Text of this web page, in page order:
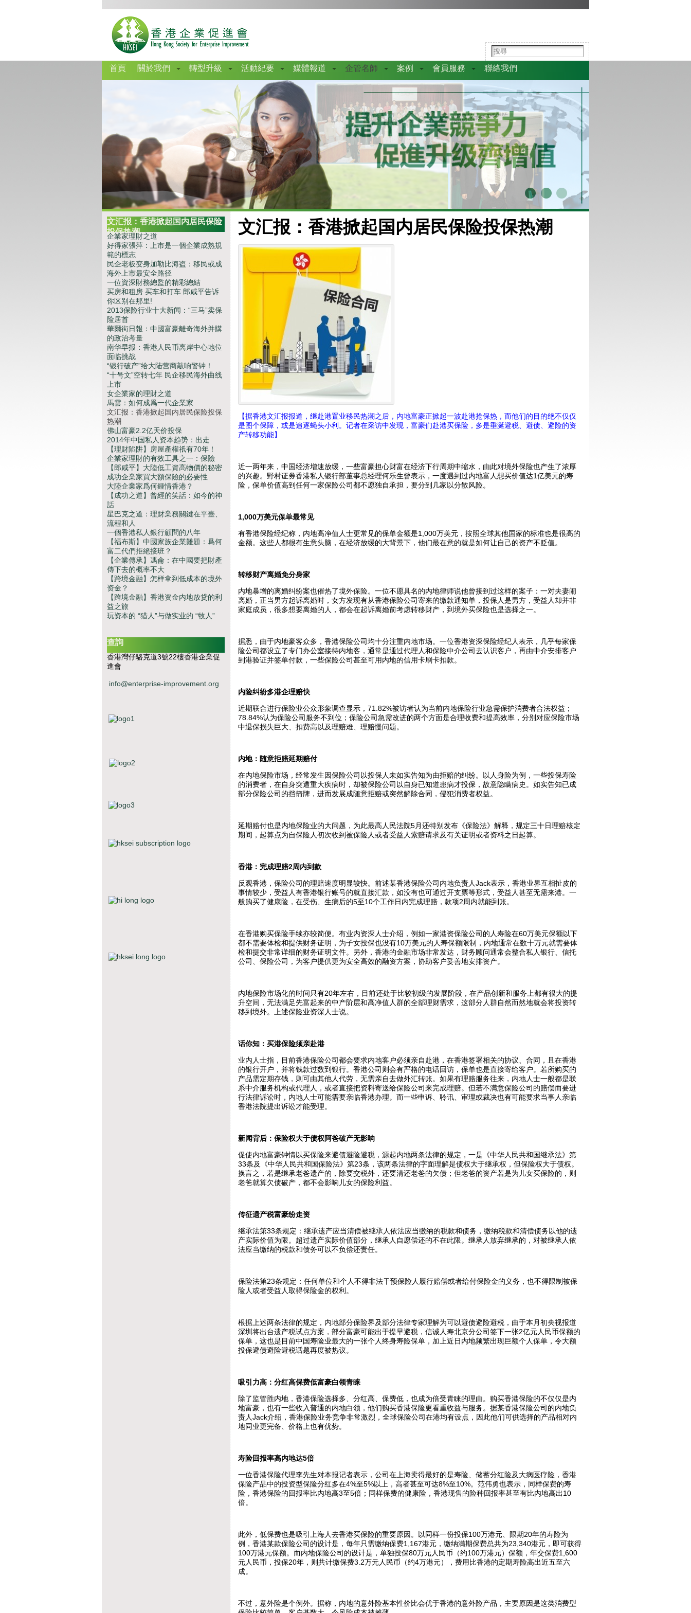
首頁 關於我們 轉型升級 活動紀要 媒體報道 企管名師 案例 會員服務 聯絡我們
文汇报：香港掀起国内居民保险
投保热潮
企業家理財之道
好得家張萍：上市是一個企業成熟規
範的標志
民企老板变身加勒比海盗：移民或成
海外上市最安全路径
一位資深財務總監的精彩總結
买房和租房 买车和打车 郎咸平告诉
你区别在那里!
2013保险行业十大新闻：“三马”卖保
险居首
華爾街日報：中國富豪離奇海外并購
的政治考量
南华早报：香港人民币离岸中心地位
面临挑战
“银行破产”给大陆营商敲响警钟！
“十号文”空转七年 民企移民海外曲线
上市
女企業家的理財之道
馬雲：如何成爲一代企業家
文汇报：香港掀起国内居民保险投保
热潮
佛山富豪2.2亿天价投保
2014年中国私人资本趋势：出走
【理財陷阱】房屋產權祇有70年！
企業家理財的有效工具之一：保險
【郎咸平】大陸低工資高物價的秘密
成功企業家買大額保險的必要性
大陸企業家爲何鍾情香港？
【成功之道】曾經的笑話：如今的神
話
星巴克之道：理財業務關鍵在平臺、
流程和人
一個香港私人銀行顧問的八年
【福布斯】中國家族企業難題：爲何
富二代們拒絕接班？
【企業傳承】馮侖：在中國要把財產
傳下去的概率不大
【跨境金融】怎样拿到低成本的境外
资金？
【跨境金融】香港资金内地放贷的利
益之旅
玩资本的 “猎人”与做实业的 “牧人”
查詢
香港灣仔駱克道3號22樓香港企業促
進會
info@enterprise-improvement.org
文汇报：香港掀起国内居民保险投保热潮
【据香港文汇报报道，继赴港置业移民热潮之后，内地富豪正掀起一波赴港抢保热，而他们的目的绝不仅仅
是图个保障，或是追逐蝇头小利。记者在采访中发现，富豪们赴港买保险，多是垂涎避税、避债、避险的资
产转移功能】
近一两年来，中国经济增速放缓，一些富豪担心财富在经济下行周期中缩水，由此对境外保险也产生了浓厚
的兴趣。野村证券香港私人银行部董事总经理何乐生曾表示，一度遇到过内地富人想买价值达1亿美元的寿
险，保单价值高到任何一家保险公司都不愿独自承担，要分到几家以分散风险。
1,000万美元保单最常见
有香港保险经纪称，内地高净值人士更常见的保单金额是1,000万美元，按照全球其他国家的标准也是很高的
金额。这些人都很有生意头脑，在经济放缓的大背景下，他们最在意的就是如何让自己的资产不贬值。
转移财产离婚免分身家
内地暴增的离婚纠纷案也催热了境外保险。一位不愿具名的内地律师说他曾接到过这样的案子：一对夫妻闹
离婚，正当男方起诉离婚时，女方发现有从香港保险公司寄来的缴款通知单，投保人是男方，受益人却并非
家庭成员，很多想要离婚的人，都会在起诉离婚前考虑转移财产，到境外买保险也是选择之一。
据悉，由于内地豪客众多，香港保险公司均十分注重内地市场。一位香港资深保险经纪人表示，几乎每家保
险公司都设立了专门办公室接待内地客，通常是通过代理人和保险中介公司去认识客户，再由中介安排客户
到港验证并签单付款，一些保险公司甚至可用内地的信用卡刷卡扣款。
内险纠纷多港企理赔快
近期联合进行保险业公众形象调查显示，71.82%被访者认为当前内地保险行业急需保护消费者合法权益；
78.84%认为保险公司服务不到位；保险公司急需改进的两个方面是合理收费和提高效率，分别对应保险市场
中退保损失巨大、扣费高以及理赔难、理赔慢问题。
内地：随意拒赔延期赔付
在内地保险市场，经常发生因保险公司以投保人未如实告知为由拒赔的纠纷。以人身险为例，一些投保寿险
的消费者，在自身突遭重大疾病时，却被保险公司以自身已知道患病才投保，故意隐瞒病史。如实告知已成
部分保险公司的挡箭牌，进而发展成随意拒赔或突然解除合同，侵犯消费者权益。
延期赔付也是内地保险业的大问题，为此最高人民法院5月还特别发布《保险法》解释，规定三十日理赔核定
期间，起算点为自保险人初次收到被保险人或者受益人索赔请求及有关证明或者资料之日起算。
香港：完成理赔2周内到款
反观香港，保险公司的理赔速度明显较快。前述某香港保险公司内地负责人Jack表示，香港业界互相扯皮的
事情较少，受益人有香港银行账号的就直接汇款，如没有也可通过开支票等形式，受益人甚至无需来港。一
般购买了健康险，在受伤、生病后的5至10个工作日内完成理赔，款项2周内就能到账。
在香港购买保险手续亦较简便。有业内资深人士介绍，例如一家港资保险公司的人寿险在60万美元保额以下
都不需要体检和提供财务证明，为子女投保也没有10万美元的人寿保额限制，内地通常在数十万元就需要体
检和提交非常详细的财务证明文件。另外，香港的金融市场非常发达，财务顾问通常会整合私人银行、信托
公司、保险公司，为客户提供更为安全高效的融资方案，协助客户妥善地安排资产。
内地保险市场化的时间只有20年左右，目前还处于比较初级的发展阶段，在产品创新和服务上都有很大的提
升空间，无法满足先富起来的中产阶层和高净值人群的全部理财需求，这部分人群自然而然地就会将投资转
移到境外。上述保险业资深人士说。
话你知：买港保险须亲赴港
业内人士指，目前香港保险公司都会要求内地客户必须亲自赴港，在香港签署相关的协议、合同，且在香港
的银行开户，并将钱款过数到银行。香港公司则会有严格的电话回访，保单也是直接寄给客户。若所购买的
产品需定期存钱，则可由其他人代劳，无需亲自去做外汇转账。如果有理赔服务往来，内地人士一般都是联
系中介服务机构或代理人，或者直接把资料寄送给保险公司来完成理赔。但若不满意保险公司的赔偿而要进
行法律诉讼时，内地人士可能需要亲临香港办理。而一些申诉、聆讯、审理或裁决也有可能要求当事人亲临
香港法院提出诉讼才能受理。
新闻背后：保险权大于债权阿爸破产无影响
促使内地富豪钟情以买保险来避债避险避税，源起内地两条法律的规定，一是《中华人民共和国继承法》第
33条及《中华人民共和国保险法》第23条，该两条法律的字面理解是债权大于继承权，但保险权大于债权。
换言之，若是继承老爸遗产的，除要交税外，还要清还老爸的欠债；但老爸的资产若是为儿女买保险的，则
老爸就算欠债破产，都不会影响儿女的保险利益。
传征遗产税富豪纷走资
继承法第33条规定：继承遗产应当清偿被继承人依法应当缴纳的税款和债务，缴纳税款和清偿债务以他的遗
产实际价值为限。超过遗产实际价值部分，继承人自愿偿还的不在此限。继承人放弃继承的，对被继承人依
法应当缴纳的税款和债务可以不负偿还责任。
保险法第23条规定：任何单位和个人不得非法干预保险人履行赔偿或者给付保险金的义务，也不得限制被保
险人或者受益人取得保险金的权利。
根据上述两条法律的规定，内地部分保险界及部分法律专家理解为可以避债避险避税，由于本月初央视报道
深圳将出台遗产税试点方案，部分富豪可能出于提早避税，信诚人寿北京分公司签下一张2亿元人民币保额的
保单，这也是目前中国寿险业最大的一张个人终身寿险保单，加上近日内地频繁出现巨额个人保单，令大额
投保避债避险避税话题再度被热议。
吸引力高：分红高保费低富豪白领青睐
除了监管胜内地，香港保险选择多、分红高、保费低，也成为倍受青睐的理由。购买香港保险的不仅仅是内
地富豪，也有一些收入普通的内地白领，他们购买香港保险更看重收益与服务。据某香港保险公司的内地负
责人Jack介绍，香港保险业务竞争非常激烈，全球保险公司在港均有设点，因此他们可供选择的产品相对内
地同业更完备、价格上也有优势。
寿险回报率高内地达5倍
一位香港保险代理李先生对本报记者表示，公司在上海卖得最好的是寿险、储蓄分红险及大病医疗险，香港
保险产品中的投资型保险分红多在4%至5%以上，高者甚至可达8%至10%。范伟勇也表示，同样保费的寿
险，香港保险的回报率比内地高3至5倍；同样保费的健康险，香港现售的险种回报率甚至有比内地高出10
倍。
此外，低保费也是吸引上海人去香港买保险的重要原因。以同样一份投保100万港元、限期20年的寿险为
例，香港某款保险公司的设计是，每年只需缴纳保费1,167港元，缴纳满期保费总共为23,340港元，即可获得
100万港元保额。而内地保险公司的设计是，单独投保80万元人民币（约100万港元）保额，年交保费1,600
元人民币，投保20年，则共计缴保费3.2万元人民币（约4万港元），费用比香港的定期寿险高出近五至六
成。
不过，意外险是个例外。据称，内地的意外险基本性价比会优于香港的意外险产品，主要原因是这类消费型